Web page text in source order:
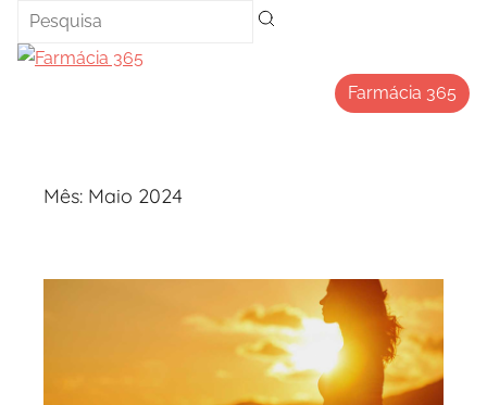
Saltar
para
Farmácia 365
Mês: Maio 2024